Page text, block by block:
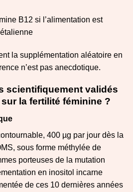
B12 si l’alimentation est
la supplémentation aléatoire en
n’est pas anecdotique.
scientifiquement validés
la fertilité féminine ?
400 µg par jour dès la
sous forme méthylée de
porteuses de la mutation
en inositol incarne
de ces 10 dernières années